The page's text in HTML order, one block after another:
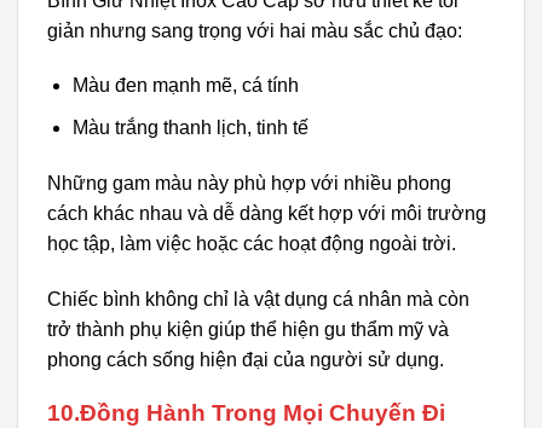
giản nhưng sang trọng với hai màu sắc chủ đạo:
Màu đen mạnh mẽ, cá tính
Màu trắng thanh lịch, tinh tế
Những gam màu này phù hợp với nhiều phong
cách khác nhau và dễ dàng kết hợp với môi trường
học tập, làm việc hoặc các hoạt động ngoài trời.
Chiếc bình không chỉ là vật dụng cá nhân mà còn
trở thành phụ kiện giúp thể hiện gu thẩm mỹ và
phong cách sống hiện đại của người sử dụng.
10.Đồng Hành Trong Mọi Chuyến Đi